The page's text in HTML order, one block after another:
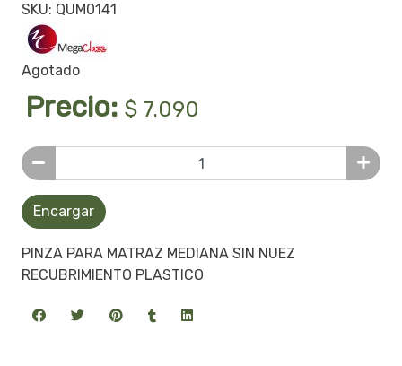
SKU: QUM0141
Agotado
Precio: $ 7.090
Encargar
PINZA PARA MATRAZ MEDIANA SIN NUEZ
RECUBRIMIENTO PLASTICO